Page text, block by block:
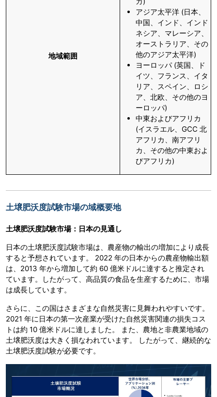
地域範囲
アジア太平洋 (日本、
中国、インド、インド
ネシア、マレーシア、
オーストラリア、その
他のアジア太平洋)
ヨーロッパ (英国、ド
イツ、フランス、イタ
リア、スペイン、ロシ
ア、北欧、その他のヨ
ーロッパ)
中東およびアフリカ
(イスラエル、GCC 北
アフリカ、南アフリ
カ、その他の中東およ
びアフリカ)
土壌肥沃度試験市場の域概要地
土壌肥沃度試験市場：日本の見通し
日本の土壌肥沃度試験市場は、農産物の輸出の増加により成長
すると予想されています。 2022 年の日本からの農産物輸出額
は、2013 年から増加して約 60 億米ドルに達すると推定され
ています。したがって、高品質の食品を生産するために、市場
は成長しています。
さらに、この国はさまざまな自然災害に見舞われやすいです。
2021 年に日本の第一次産業が受けた自然災害関連の損失コス
トは約 10 億米ドルに達しました。 また、農地と非農業地域の
土壌肥沃度は大きく損なわれています。 したがって、継続的な
土壌肥沃度試験が必要です。